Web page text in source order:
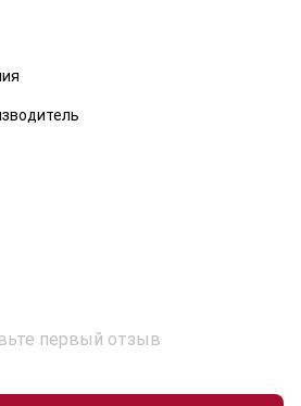
первый отзыв